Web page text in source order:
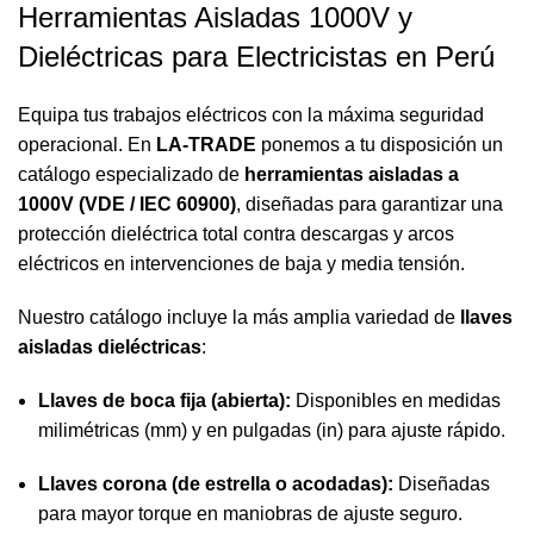
Herramientas Aisladas 1000V y
Dieléctricas para Electricistas en Perú
Equipa tus trabajos eléctricos con la máxima seguridad
operacional. En LA-TRADE ponemos a tu disposición un
catálogo especializado de herramientas aisladas a
1000V (VDE / IEC 60900), diseñadas para garantizar una
protección dieléctrica total contra descargas y arcos
eléctricos en intervenciones de baja y media tensión.
Nuestro catálogo incluye la más amplia variedad de
llaves
aisladas dieléctricas:
Llaves de boca fija (abierta): Disponibles en medidas
milimétricas (mm) y en pulgadas (in) para ajuste rápido.
Llaves corona (de estrella o acodadas): Diseñadas
para mayor torque en maniobras de ajuste seguro.